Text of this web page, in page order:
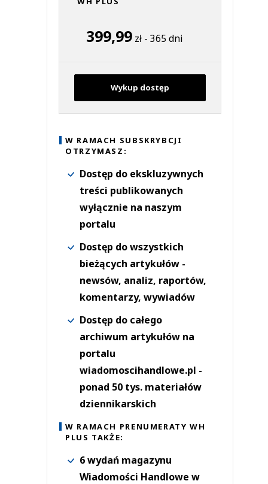
399,99zł - 365 dni
Wykup dostęp
W RAMACH SUBSKRYBCJI
OTRZYMASZ:
Dostęp do ekskluzywnych
treści publikowanych
wyłącznie na naszym
portalu
Dostęp do wszystkich
bieżących artykułów -
newsów, analiz, raportów,
komentarzy, wywiadów
Dostęp do całego
archiwum artykułów na
portalu
wiadomoscihandlowe.pl -
ponad 50 tys. materiałów
dziennikarskich
W RAMACH PRENUMERATY WH
PLUS TAKŻE:
6 wydań magazynu
Wiadomości Handlowe w